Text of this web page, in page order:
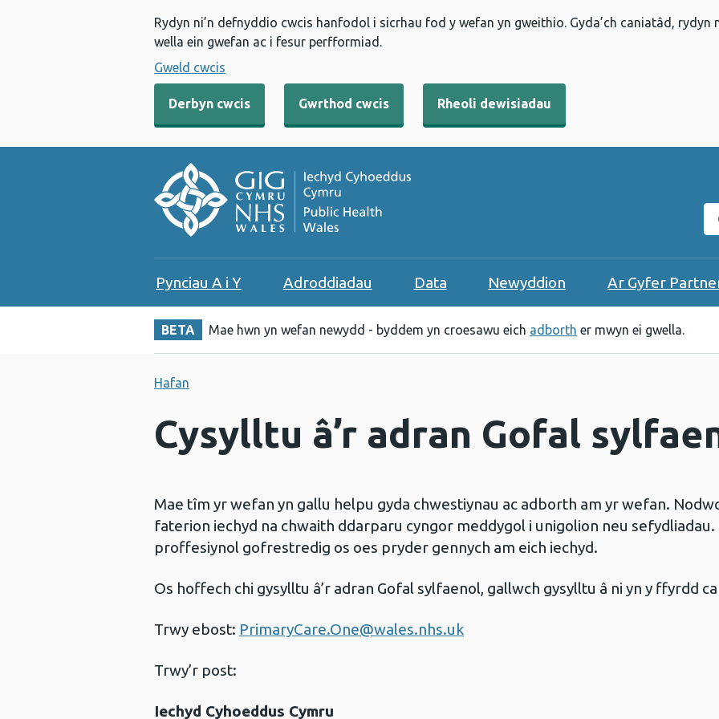
Rydyn ni’n defnyddio cwcis hanfodol i sicrhau fod y wefan yn gweithio. Gyda’ch caniatâd,
wella ein gwefan ac i fesur perfformiad.
Gweld cwcis
Derbyn cwcis Gwrthod cwcis Rheoli dewisiadau
Pynciau A i Y Adroddiadau Data Newyddion Ar Gyfer
BETA Mae hwn yn wefan newydd - byddem yn croesawu eich adborth er mwyn ei gwella.
Hafan
Cysylltu â’r adran Gofal
Mae tîm yr wefan yn gallu helpu gyda chwestiynau ac adborth am yr wefan.
faterion iechyd na chwaith ddarparu cyngor meddygol i unigolion neu
proffesiynol gofrestredig os oes pryder gennych am eich iechyd.
Os hoffech chi gysylltu â’r adran Gofal sylfaenol, gallwch gysylltu â ni yn y ffyrdd
Trwy ebost: PrimaryCare.One@wales.nhs.uk
Trwy’r post:
Iechyd Cyhoeddus Cymru